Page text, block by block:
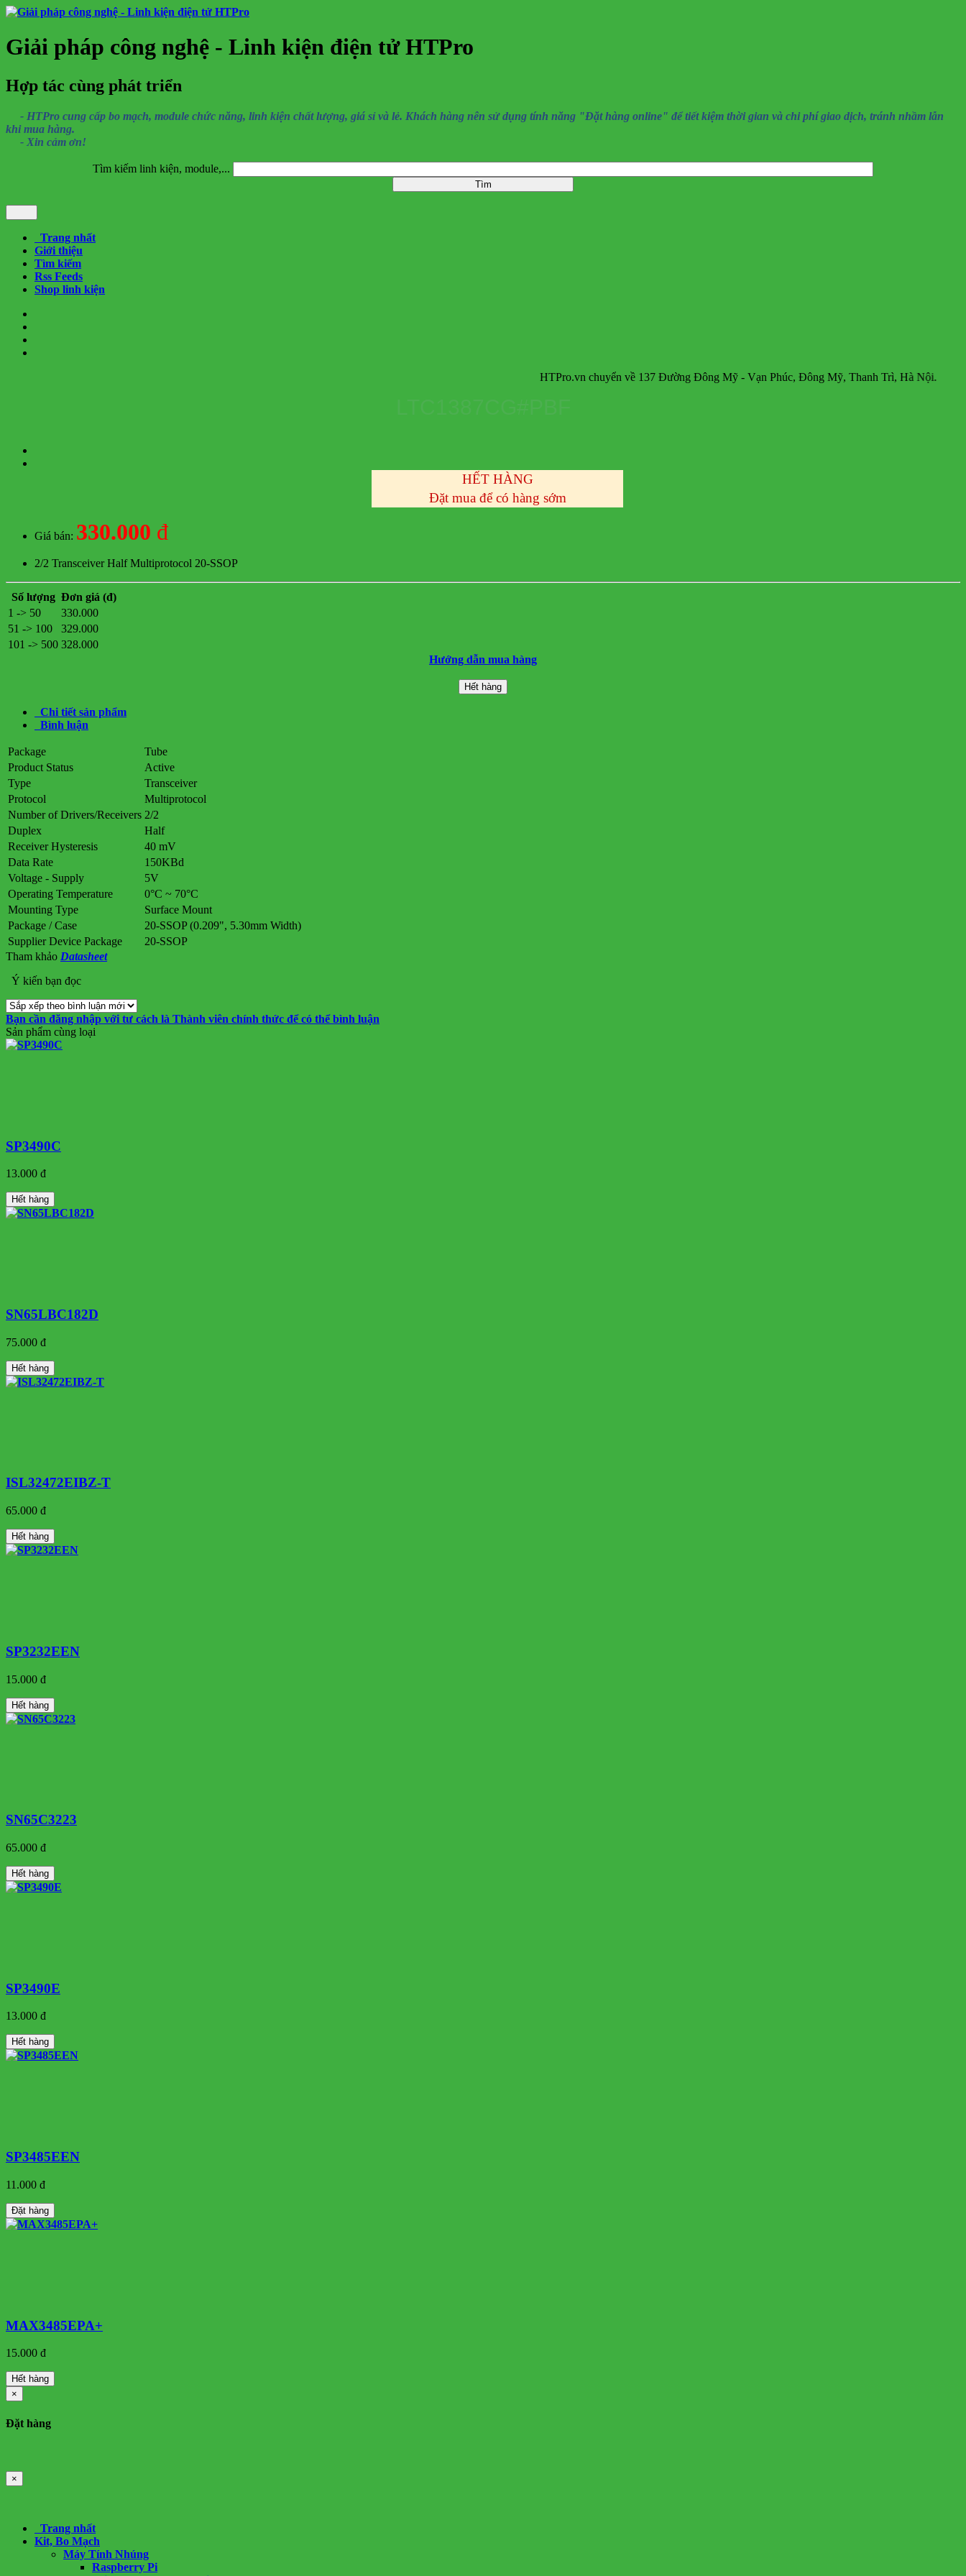
Giải pháp công nghệ - Linh kiện điện tử HTPro
Hợp tác cùng phát triển
- HTPro cung cấp bo mạch, module chức năng, linh kiện chất lượng, giá sỉ và lẻ. Khách hàng nên sử dụng tính năng "Đặt hàng online" để tiết kiệm thời gian và chi phí giao dịch, tránh nhầm lẫn
khi mua hàng.
- Xin cảm ơn!
Tìm kiếm linh kiện, module,...
Trang nhất
Giới thiệu
Tìm kiếm
Rss Feeds
Shop linh kiện
HTPro.vn chuyển về 137 Đường Đông Mỹ - Vạn Phúc, Đông Mỹ, Thanh Trì, Hà Nội.
HẾT HÀNG
Đặt mua để có hàng sớm
Giá bán: 330.000 đ
2/2 Transceiver Half Multiprotocol 20-SSOP
Số lượng Đơn giá (đ)
1 -> 50
330.000
51 -> 100
329.000
101 -> 500 328.000
Hướng dẫn mua hàng
Hết hàng
Chi tiết sản phẩm
Bình luận
Package
Tube
Product Status
Active
Type
Transceiver
Protocol
Multiprotocol
Number of Drivers/Receivers 2/2
Duplex
Half
Receiver Hysteresis
40 mV
Data Rate
150KBd
Voltage - Supply
5V
Operating Temperature
0°C ~ 70°C
Mounting Type
Surface Mount
Package / Case
20-SSOP (0.209", 5.30mm Width)
Supplier Device Package
20-SSOP
Tham khảo Datasheet
Ý kiến bạn đọc
Bạn cần đăng nhập với tư cách là Thành viên chính thức để có thể bình luận
Sản phẩm cùng loại
SP3490C
13.000 đ
Hết hàng
SN65LBC182D
75.000 đ
Hết hàng
ISL32472EIBZ-T
65.000 đ
Hết hàng
SP3232EEN
15.000 đ
Hết hàng
SN65C3223
65.000 đ
Hết hàng
SP3490E
13.000 đ
Hết hàng
SP3485EEN
11.000 đ
Đặt hàng
MAX3485EPA+
15.000 đ
Hết hàng
×
Đặt hàng
×
Trang nhất
Kit, Bo Mạch
Máy Tính Nhúng
Raspberry Pi